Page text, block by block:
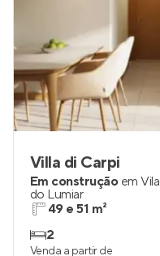
Villa di Carpi
Em construção em
do Lumiar
49 e 51 m²
2
Venda a partir de